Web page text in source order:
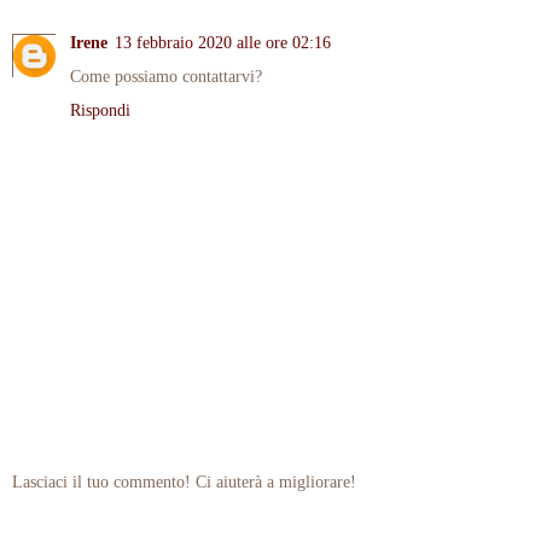
Irene 13 febbraio 2020 alle ore 02:16
Come possiamo contattarvi?
Rispondi
Lasciaci il tuo commento! Ci aiuterà a migliorare!